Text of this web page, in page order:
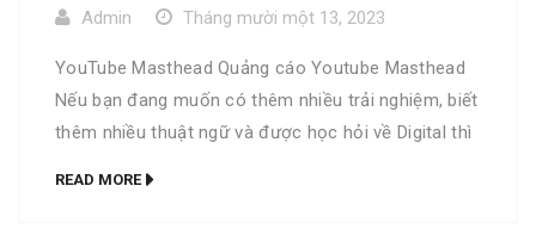
Admin Tháng mười một 13, 2023
YouTube Masthead Quảng cáo Youtube Masthead
Nếu bạn đang muốn có thêm nhiều trải nghiệm, biết
thêm nhiều thuật ngữ và được học hỏi về Digital thì
READ MORE